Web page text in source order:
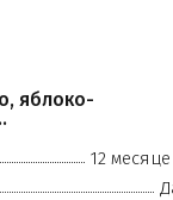
яблоко-
12